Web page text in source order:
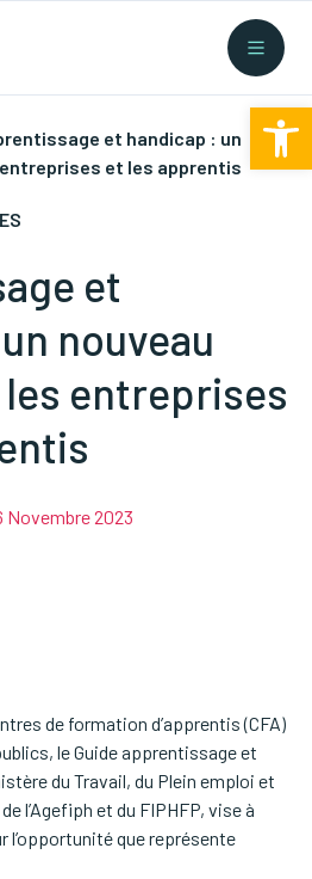
et handicap : un
et les apprentis
et
nouveau
entreprises
Novembre 2023
de formation d’apprentis (CFA)
le Guide apprentissage et
du Travail, du Plein emploi et
l’Agefiph et du FIPHFP, vise à
l’opportunité que représente